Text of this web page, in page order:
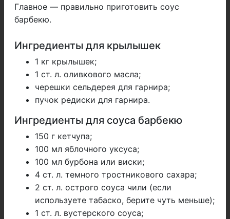
Главное — правильно приготовить соус
барбекю.
Ингредиенты для крылышек
1 кг крылышек;
1 ст. л. оливкового масла;
черешки сельдерея для гарнира;
пучок редиски для гарнира.
Ингредиенты для соуса барбекю
150 г кетчупа;
100 мл яблочного уксуса;
100 мл бурбона или виски;
4 ст. л. темного тростникового сахара;
2 ст. л. острого соуса чили (если
используете табаско, берите чуть меньше);
1 ст. л. вустерского соуса;